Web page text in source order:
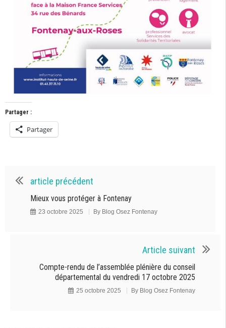
Partager :
Partager
article précédent
Mieux vous protéger à Fontenay
23 octobre 2025 By Blog Osez Fontenay
Article suivant
Compte-rendu de l’assemblée plénière du conseil
départemental du vendredi 17 octobre 2025
25 octobre 2025 By Blog Osez Fontenay